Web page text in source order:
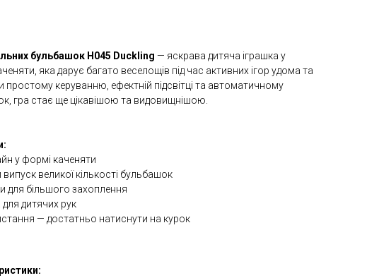
бульбашок H045 Duckling — яскрава дитяча іграшка у
яка дарує багато веселощів під час активних ігор удома та
простому керуванню, ефектній підсвітці та автоматичному
гра стає ще цікавішою та видовищнішою.
у формі каченяти
великої кількості бульбашок
для більшого захоплення
дитячих рук
— достатньо натиснути на курок